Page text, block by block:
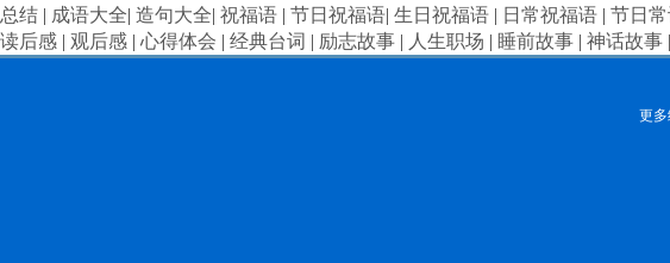
总结 | 成语大全| 造句大全| 祝福语 | 节日祝福语| 生日祝福语 | 日常祝福语 | 节日
读后感 | 观后感 | 心得体会 | 经典台词 | 励志故事 | 人生职场 | 睡前故事 | 神话故事 |
更